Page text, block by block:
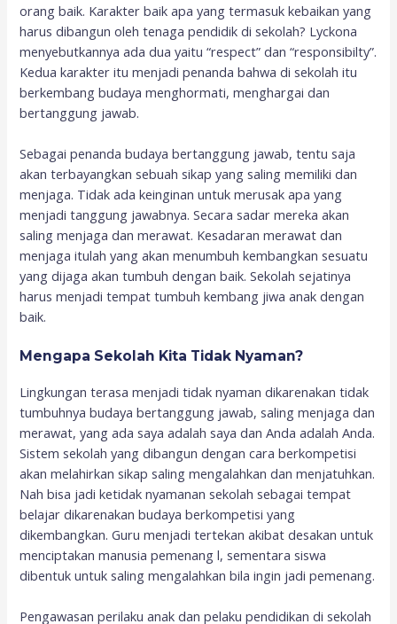
orang baik. Karakter baik apa yang termasuk kebaikan yang
harus dibangun oleh tenaga pendidik di sekolah? Lyckona
menyebutkannya ada dua yaitu “respect” dan “responsibilty”.
Kedua karakter itu menjadi penanda bahwa di sekolah itu
berkembang budaya menghormati, menghargai dan
bertanggung jawab.
Sebagai penanda budaya bertanggung jawab, tentu saja
akan terbayangkan sebuah sikap yang saling memiliki dan
menjaga. Tidak ada keinginan untuk merusak apa yang
menjadi tanggung jawabnya. Secara sadar mereka akan
saling menjaga dan merawat. Kesadaran merawat dan
menjaga itulah yang akan menumbuh kembangkan sesuatu
yang dijaga akan tumbuh dengan baik. Sekolah sejatinya
harus menjadi tempat tumbuh kembang jiwa anak dengan
baik.
Mengapa Sekolah Kita Tidak Nyaman?
Lingkungan terasa menjadi tidak nyaman dikarenakan tidak
tumbuhnya budaya bertanggung jawab, saling menjaga dan
merawat, yang ada saya adalah saya dan Anda adalah Anda.
Sistem sekolah yang dibangun dengan cara berkompetisi
akan melahirkan sikap saling mengalahkan dan menjatuhkan.
Nah bisa jadi ketidak nyamanan sekolah sebagai tempat
belajar dikarenakan budaya berkompetisi yang
dikembangkan. Guru menjadi tertekan akibat desakan untuk
menciptakan manusia pemenang l, sementara siswa
dibentuk untuk saling mengalahkan bila ingin jadi pemenang.
Pengawasan perilaku anak dan pelaku pendidikan di sekolah